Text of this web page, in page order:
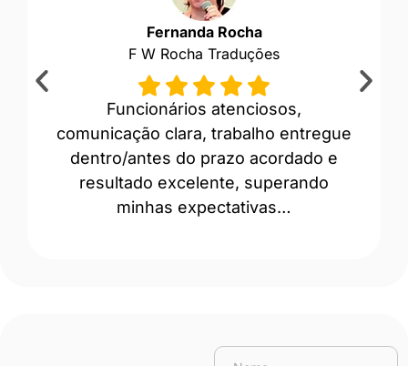
Fernanda Rocha
F W Rocha Traduções
Funcionários atenciosos,
comunicação clara, trabalho entregue
dentro/antes do prazo acordado e
resultado excelente, superando
minhas expectativas…